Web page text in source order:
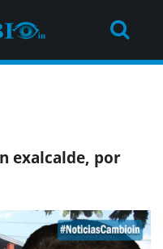
exalcalde, por